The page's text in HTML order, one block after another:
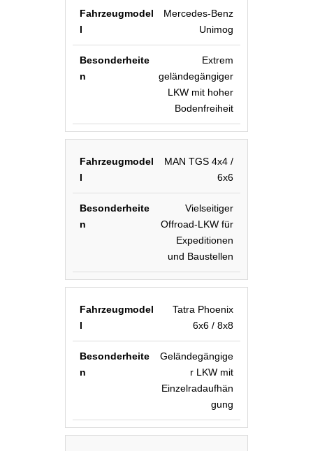
Mercedes-Benz
Unimog
Extrem
geländegängiger
LKW mit hoher
Bodenfreiheit
MAN TGS 4x4 /
6x6
Vielseitiger
Offroad-LKW für
Expeditionen
und Baustellen
Tatra Phoenix
6x6 / 8x8
Geländegängige
r LKW mit
Einzelradaufhän
gung